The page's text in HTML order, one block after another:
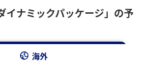
イナミックパッケージ」の予
海外